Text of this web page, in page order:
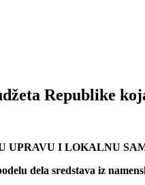
Republike
UPRAVU I LOKALNU
dela sredstava iz